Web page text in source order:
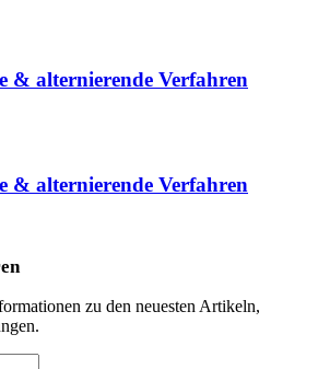
& alternierende Verfahren
& alternierende Verfahren
zu den neuesten Artikeln,